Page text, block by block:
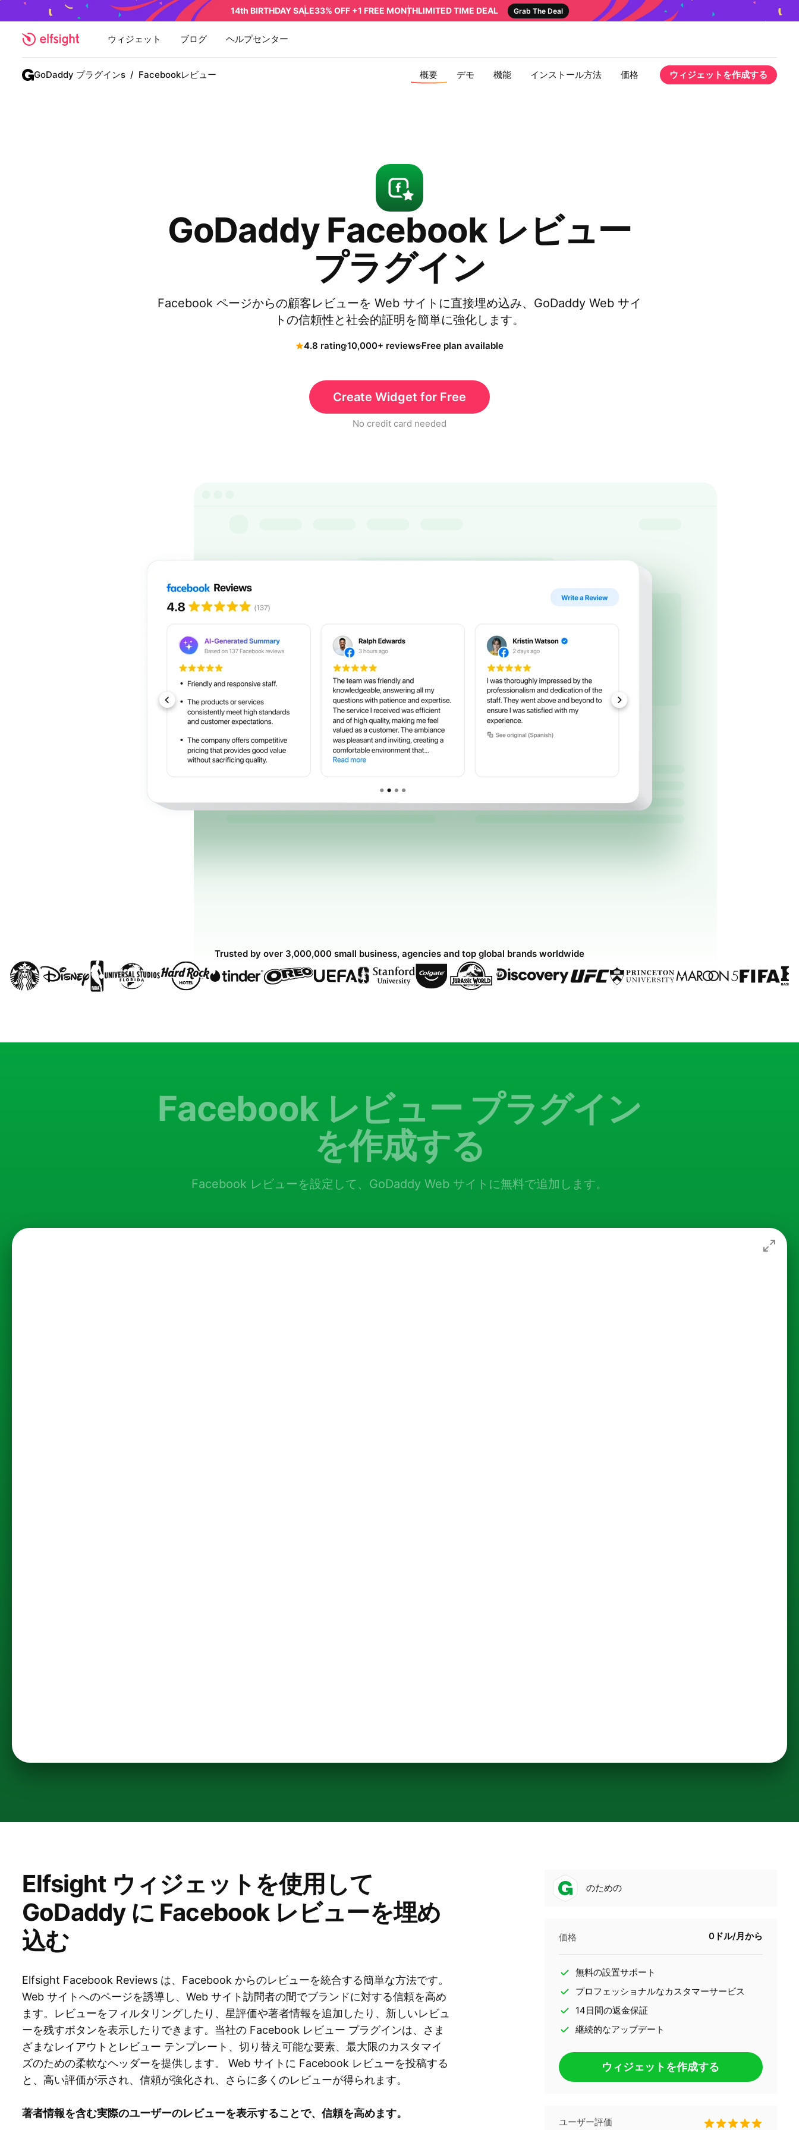
14th BIRTHDAY SALE33% OFF +1 FREE MONTHLIMITED TIME DEAL Grab The Deal
ウィジェット ブログ ヘルプセンター
GoDaddy プラグインs / Facebookレビュー 概要 デモ 機能 インストール方法 価格 ウィジェットを作成する
GoDaddy Facebook レビュー
プラグイン
Facebook ページからの顧客レビューを Web サイトに直接埋め込み、GoDaddy Web サイ
トの信頼性と社会的証明を簡単に強化します。
4.8 rating10,000+ reviewsFree plan available
Create Widget for Free
No credit card needed
Trusted by over 3,000,000 small business, agencies and top global brands worldwide
Facebook レビュー プラグイン
を作成する
Facebook レビューを設定して、GoDaddy Web サイトに無料で追加します。
Elfsight ウィジェットを使用して
GoDaddy に Facebook レビューを埋め
込む
Elfsight Facebook Reviews は、Facebook からのレビューを統合する簡単な方法です。
Web サイトへのページを誘導し、Web サイト訪問者の間でブランドに対する信頼を高め
ます。レビューをフィルタリングしたり、星評価や著者情報を追加したり、新しいレビュ
ーを残すボタンを表示したりできます。当社の Facebook レビュー プラグインは、さま
ざまなレイアウトとレビュー テンプレート、切り替え可能な要素、最大限のカスタマイ
ズのための柔軟なヘッダーを提供します。 Web サイトに Facebook レビューを投稿する
と、高い評価が示され、信頼が強化され、さらに多くのレビューが得られます。
著者情報を含む実際のユーザーのレビューを表示することで、信頼を高めます。
のための
価格 0ドル/月から
無料の設置サポート
プロフェッショナルなカスタマーサービス
14日間の返金保証
継続的なアップデート
ウィジェットを作成する
ユーザー評価